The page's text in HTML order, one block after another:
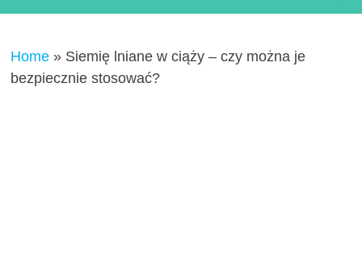
Home » Siemię lniane w ciąży – czy można je
bezpiecznie stosować?